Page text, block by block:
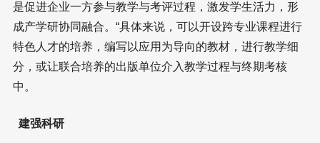
是促进企业一方参与教学与考评过程，激发学生活力，形
成产学研协同融合。“具体来说，可以开设跨专业课程进行
特色人才的培养，编写以应用为导向的教材，进行教学细
分，或让联合培养的出版单位介入教学过程与终期考核
中。
建强科研